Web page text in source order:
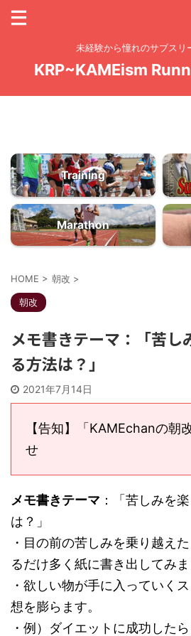
未経験から憧れのサブスリ
KRP~KAMEism
Training
Marathon
HOME > 朝改 >
朝改
メモ書きテーマ：「苦し
る方法は？」
2021年7月14日
【告知】「KAMEchanの朝
せ
メモ書きテーマ ：「苦しみを
は？」
・目の前の苦しみを乗り越え
るだけ多く紙に書き出してみま
・欲しい物が手に入っていく
想を膨らます。
・例）ダイエットに成功した